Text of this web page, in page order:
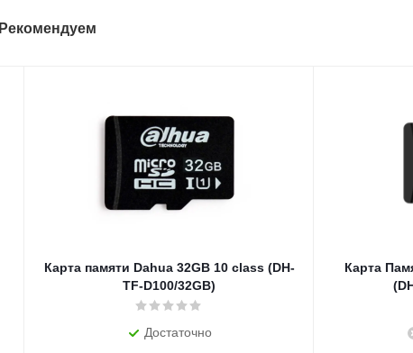
Рекомендуем
Карта памяти Dahua 32GB 10 class (DH-
TF-D100/32GB)
Достаточно
Карта